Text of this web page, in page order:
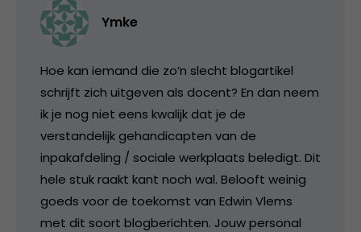
Ymke
Hoe kan iemand die zo’n slecht blogartikel
schrijft zich uitgeven als docent? En dan neem
ik je nog niet eens kwalijk dat je de
verstandelijk gehandicapten van de
inpakafdeling / sociale werkplaats beledigt. Dit
hele stuk raakt kant noch wal. Belooft weinig
goeds voor de toekomst van Edwin Vlems
met dit soort blogberichten. Jouw personal